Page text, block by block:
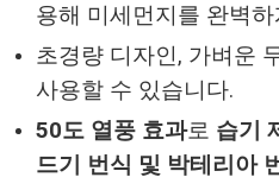
용해 미세먼지를 완벽
초경량 디자인, 가벼운
사용할 수 있습니다.
50도 열풍 효과로 습기
드기 번식 및 박테리아